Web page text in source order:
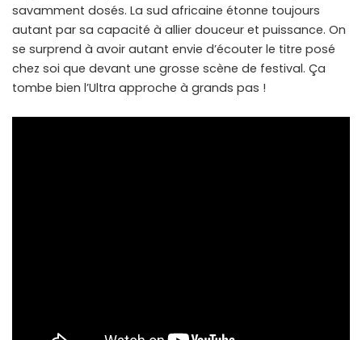
savamment dosés. La sud africaine étonne toujours
autant par sa capacité à allier douceur et puissance. On
se surprend à avoir autant envie d’écouter le titre posé
chez soi que devant une grosse scène de festival. Ça
tombe bien l’Ultra approche à grands pas !